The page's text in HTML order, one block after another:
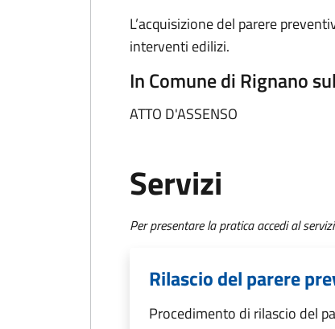
L’acquisizione del parere
interventi edilizi.
In Comune di Rignano
ATTO D'ASSENSO
Servizi
Per presentare la pratica accedi al
Rilascio del parere
Procedimento di rilascio del